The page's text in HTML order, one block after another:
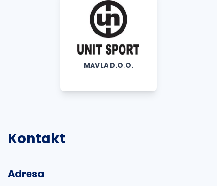
MAVLA D.O.O.
Kontakt
Adresa